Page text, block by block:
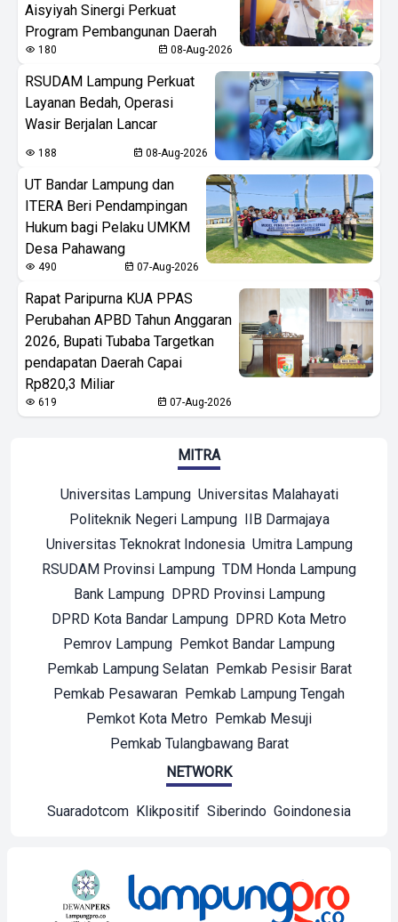
Aisyiyah Sinergi Perkuat
Program Pembangunan Daerah
180 08-Aug-2026
RSUDAM Lampung Perkuat
Layanan Bedah, Operasi
Wasir Berjalan Lancar
188 08-Aug-2026
UT Bandar Lampung dan
ITERA Beri Pendampingan
Hukum bagi Pelaku UMKM
Desa Pahawang
490 07-Aug-2026
Rapat Paripurna KUA PPAS
Perubahan APBD Tahun Anggaran
2026, Bupati Tubaba Targetkan
pendapatan Daerah Capai
Rp820,3 Miliar
619 07-Aug-2026
MITRA
Universitas Lampung Universitas Malahayati
Politeknik Negeri Lampung IIB Darmajaya
Universitas Teknokrat Indonesia Umitra Lampung
RSUDAM Provinsi Lampung TDM Honda Lampung
Bank Lampung DPRD Provinsi Lampung
DPRD Kota Bandar Lampung DPRD Kota Metro
Pemrov Lampung Pemkot Bandar Lampung
Pemkab Lampung Selatan Pemkab Pesisir Barat
Pemkab Pesawaran Pemkab Lampung Tengah
Pemkot Kota Metro Pemkab Mesuji
Pemkab Tulangbawang Barat
NETWORK
Suaradotcom Klikpositif Siberindo Goindonesia